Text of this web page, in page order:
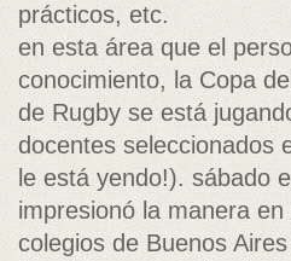
prácticos, etc.
en esta área que el
conocimiento, la Copa
de Rugby se está
docentes seleccionados
le está yendo!). sábado
impresionó la manera
colegios de Buenos